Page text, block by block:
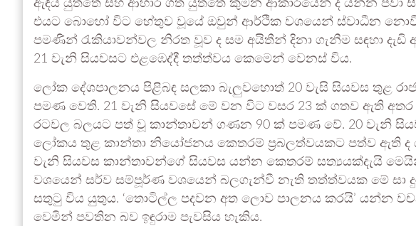
ඇඳිය යුත්තේ සහ ආහාර ගත යුත්තේ කුමන ආකාරයෙන් ද යන්න පවා
එයට බොහෝ විට හේතුව වූයේ ඔවුන් ආර්ථික වශයෙන් ස්වාධීන
පමණින් රැකියාවන්වල නිරත වූව ද සම අයිතීන් දිනා ගැනීම සඳහා
21 වැනි සියවසට එළඹෙද්දී තත්ත්වය කෙමෙන් වෙනස් විය.
ලෝක දේශපාලනය පිළිබඳ සලකා බැලුවහොත් 20 වැසි සියවස තුළ
පමණ වෙති. 21 වැනි සියවසේ මේ වන විට වසර 23 ක් ගතව ඇති
රටවල බලයට පත් වූ කාන්තාවන් ගණන 90 ක් පමණ වේ. 20 වැනි
ලෝකය තුළ කාන්තා නියෝජනය කෙතරම් ප්‍රබලත්වයකට පත්ව ඇති ද
වැනි සියවස කාන්තාවන්ගේ සියවස යන්න කෙතරම් සත්‍යයක්දැයි
වශයෙන් සර්ව සම්පූර්ණ වශයෙන් බලගැන්වී නැති තත්ත්වයක මේ සා
සතුටු විය යුතුය. ‘තොටිල්ල පදවන අත ලොව පාලනය කරයි’ යන්න
වෙමින් පවතින බව ඉඳුරාම පැවසිය හැකිය.